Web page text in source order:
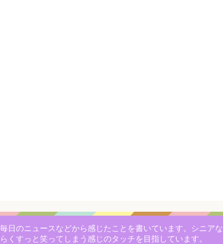
毎日のニュースなどから感じたことを書いています。シニアな
らくすっと笑ってしまう感じのタッチを目指しています。